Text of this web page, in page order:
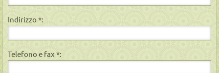
Indirizzo *:
Telefono e fax *: